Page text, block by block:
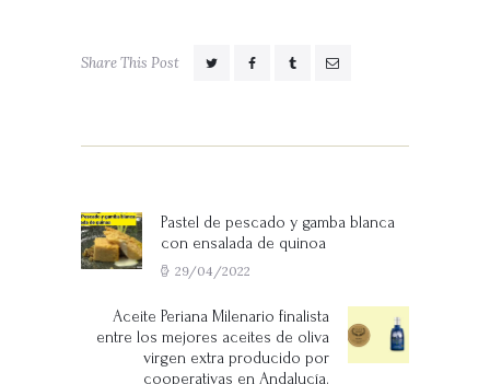
Share This Post
entradasPrevious
post:
Pastel de pescado y gamba blanca
con ensalada de quinoa
29/04/2022
Next
post:
Aceite Periana Milenario finalista
entre los mejores aceites de oliva
virgen extra producido por
cooperativas en Andalucía.